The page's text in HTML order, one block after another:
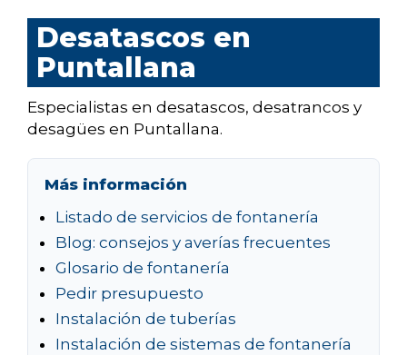
Desatascos en
Puntallana
Especialistas en desatascos, desatrancos y
desagües en Puntallana.
Más información
Listado de servicios de fontanería
Blog: consejos y averías frecuentes
Glosario de fontanería
Pedir presupuesto
Instalación de tuberías
Instalación de sistemas de fontanería